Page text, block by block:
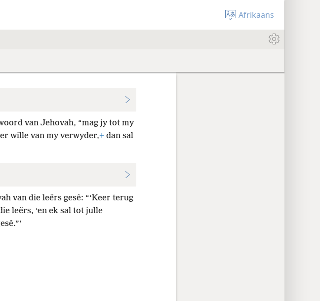
Afrikaans
van Jehovah, “mag jy tot my
wille van my verwyder,+dan sal
van die leërs gesê: “‘Keer terug
leërs, ‘en ek sal tot julle